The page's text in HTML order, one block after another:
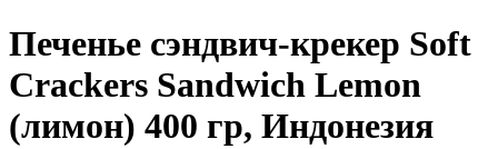
Печенье сэндвич-крекер Soft
Crackers Sandwich Lemon
(лимон) 400 гр, Индонезия